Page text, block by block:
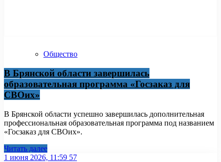
Общество
В Брянской области завершилась
образовательная программа «Госзаказ для
СВОих»
В Брянской области успешно завершилась дополнительная
профессиональная образовательная программа под названием
«Госзаказ для СВОих».
Читать далее
1 июня 2026, 11:59 57